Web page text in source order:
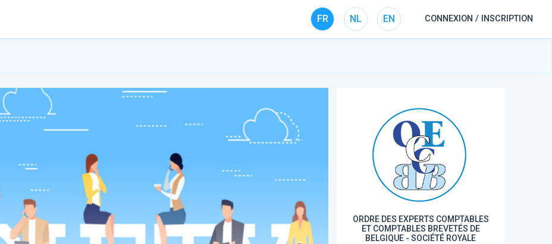
FR NL EN CONNEXION / INSCRIPTION
ORDRE DES EXPERTS COMPTABLES
ET COMPTABLES BREVETÉS DE
BELGIQUE - SOCIÉTÉ ROYALE